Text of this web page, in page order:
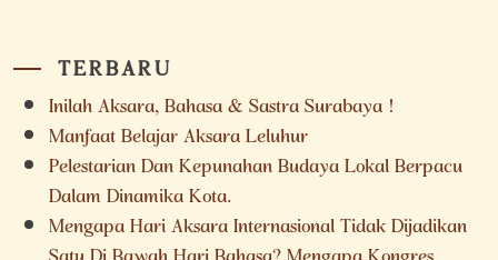
TERBARU
Inilah Aksara, Bahasa & Sastra Surabaya !
Manfaat Belajar Aksara Leluhur
Pelestarian Dan Kepunahan Budaya Lokal Berpacu
Dalam Dinamika Kota.
Mengapa Hari Aksara Internasional Tidak Dijadikan